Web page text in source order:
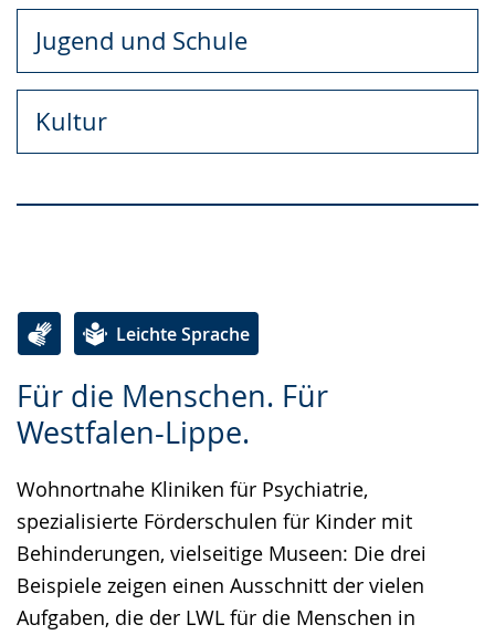
Jugend und Schule
Kultur
Für die Menschen. Für
Westfalen-Lippe.
Wohnortnahe Kliniken für Psychiatrie,
spezialisierte Förderschulen für Kinder mit
Behinderungen, vielseitige Museen: Die drei
Beispiele zeigen einen Ausschnitt der vielen
Aufgaben, die der LWL für die Menschen in
Leichte Sprache
Leichten
Sprache
Audio-
Unterstützung.
Video
in
Gebärdensprache
wird
angezeigt.